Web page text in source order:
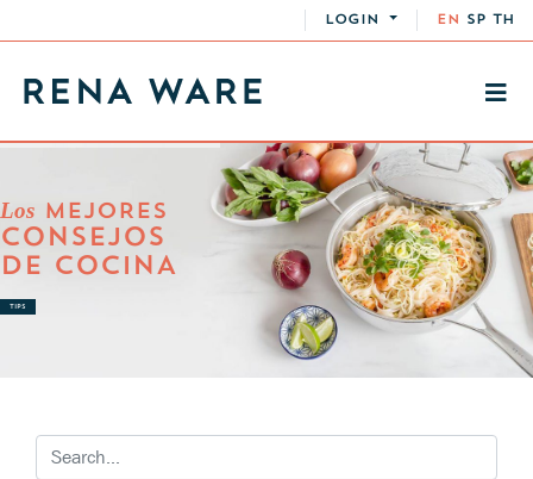
LOGIN EN SP TH
Los MEJORES
CONSEJOS
DE COCINA
TIPS